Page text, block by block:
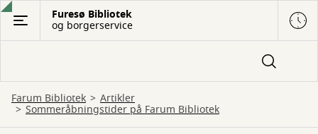
Gå
hovedindhold
Furesø Bibliotek
og borgerservice
Farum Bibliotek Artikler
Sommeråbningstider på Farum Bibliotek